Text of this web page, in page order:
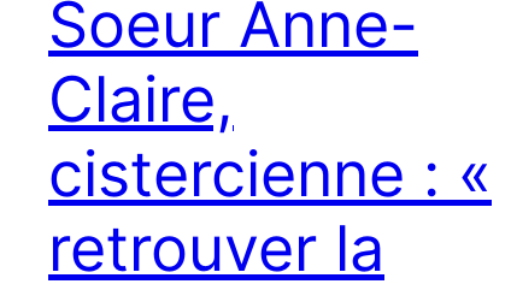
Soeur Anne-
Claire,
cistercienne : «
retrouver la